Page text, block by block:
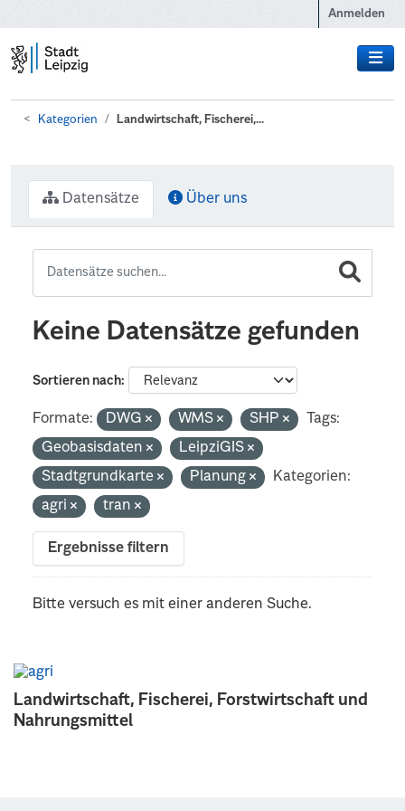
Anmelden
Kategorien Landwirtschaft, Fischerei,...
Landwirtschaft, Fischerei, Forstwirtschaft und
Nahrungsmittel
Datensätze Über uns
Keine Datensätze gefunden
Sortieren nach
Formate: DWG WMS SHP
Tags:
Geobasisdaten
LeipziGIS
Stadtgrundkarte
Planung
Kategorien:
agri
tran
Ergebnisse filtern
Bitte versuch es mit einer anderen Suche.